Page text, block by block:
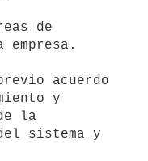
de
acuerdo
y
la
sistema y